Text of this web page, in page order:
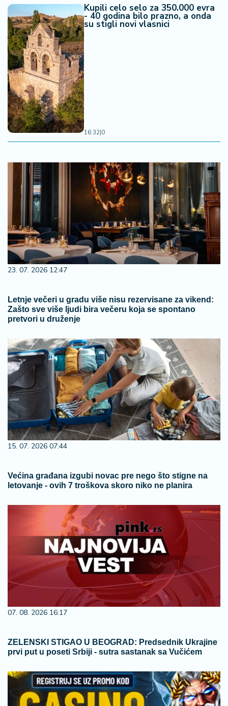
Kupili celo selo za 350.000 evra
- 40 godina bilo prazno, a onda
su stigli novi vlasnici
16:32|0
23. 07. 2026 12:47
Letnje večeri u gradu više nisu rezervisane za vikend:
Zašto sve više ljudi bira večeru koja se spontano
pretvori u druženje
15. 07. 2026 07:44
Većina građana izgubi novac pre nego što stigne na
letovanje - ovih 7 troškova skoro niko ne planira
07. 08. 2026 16:17
ZELENSKI STIGAO U BEOGRAD: Predsednik Ukrajine
prvi put u poseti Srbiji - sutra sastanak sa Vučićem